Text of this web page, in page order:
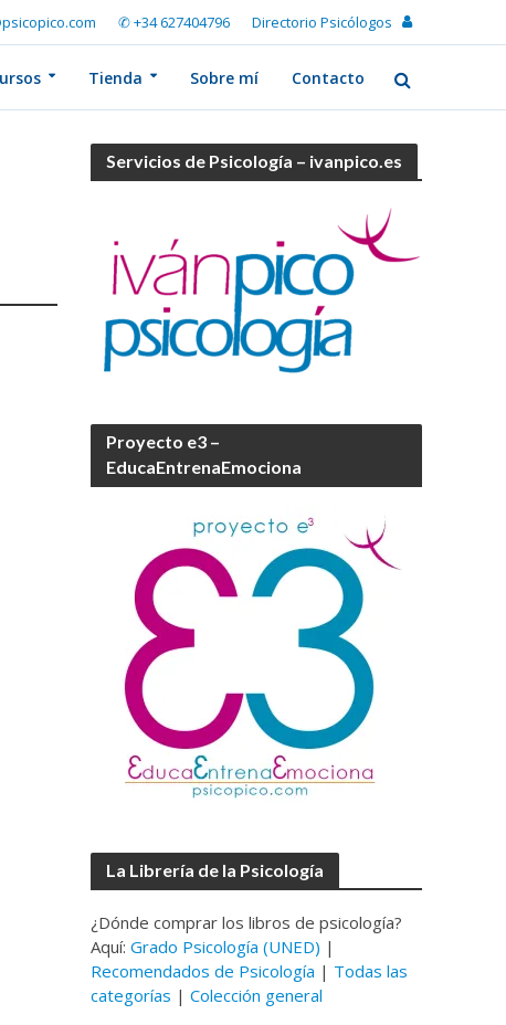
✆ +34 627404796 Directorio Psicólogos
Tienda Sobre mí Contacto
Servicios de Psicología – ivanpico.es
Proyecto e3 –
EducaEntrenaEmociona
La Librería de la Psicología
¿Dónde comprar los libros de psicología?
Aquí:Grado Psicología (UNED) |
Recomendados de Psicología | Todas las
categorías |Colección general